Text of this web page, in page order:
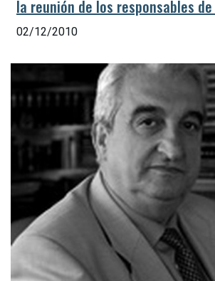
la reunión de los responsables
02/12/2010